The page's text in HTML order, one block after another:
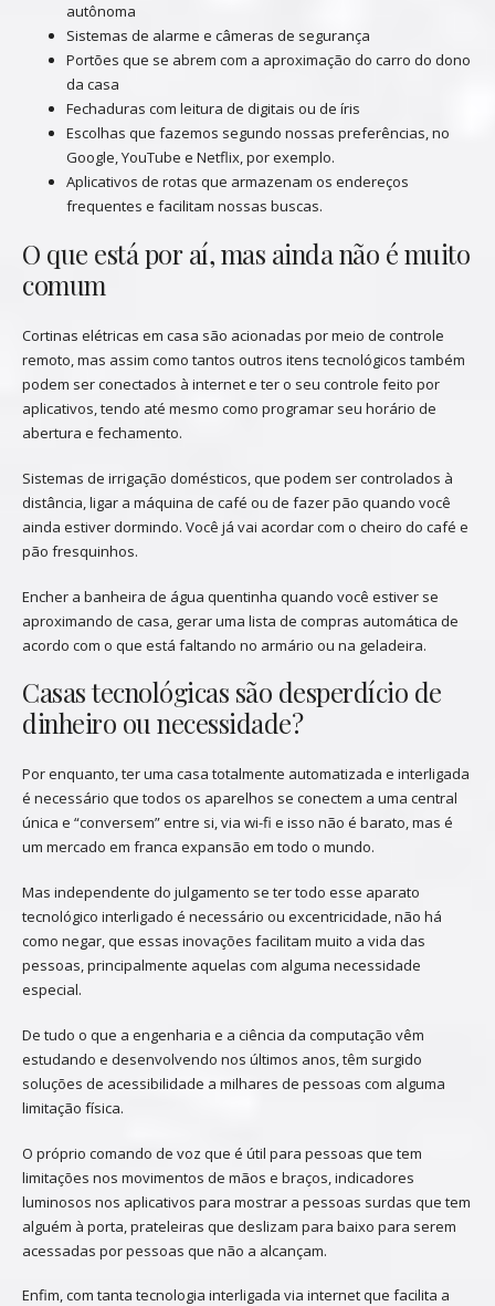
autônoma
Sistemas de alarme e câmeras de segurança
Portões que se abrem com a aproximação do carro do dono
da casa
Fechaduras com leitura de digitais ou de íris
Escolhas que fazemos segundo nossas preferências, no
Google, YouTube e Netflix, por exemplo.
Aplicativos de rotas que armazenam os endereços
frequentes e facilitam nossas buscas.
O que está por aí, mas ainda não é muito
comum
Cortinas elétricas em casa são acionadas por meio de controle
remoto, mas assim como tantos outros itens tecnológicos também
podem ser conectados à internet e ter o seu controle feito por
aplicativos, tendo até mesmo como programar seu horário de
abertura e fechamento.
Sistemas de irrigação domésticos, que podem ser controlados à
distância, ligar a máquina de café ou de fazer pão quando você
ainda estiver dormindo. Você já vai acordar com o cheiro do café e
pão fresquinhos.
Encher a banheira de água quentinha quando você estiver se
aproximando de casa, gerar uma lista de compras automática de
acordo com o que está faltando no armário ou na geladeira.
Casas tecnológicas são desperdício de
dinheiro ou necessidade?
Por enquanto, ter uma casa totalmente automatizada e interligada
é necessário que todos os aparelhos se conectem a uma central
única e “conversem” entre si, via wi-fi e isso não é barato, mas é
um mercado em franca expansão em todo o mundo.
Mas independente do julgamento se ter todo esse aparato
tecnológico interligado é necessário ou excentricidade, não há
como negar, que essas inovações facilitam muito a vida das
pessoas, principalmente aquelas com alguma necessidade
especial.
De tudo o que a engenharia e a ciência da computação vêm
estudando e desenvolvendo nos últimos anos, têm surgido
soluções de acessibilidade a milhares de pessoas com alguma
limitação física.
O próprio comando de voz que é útil para pessoas que tem
limitações nos movimentos de mãos e braços, indicadores
luminosos nos aplicativos para mostrar a pessoas surdas que tem
alguém à porta, prateleiras que deslizam para baixo para serem
acessadas por pessoas que não a alcançam.
Enfim, com tanta tecnologia interligada via internet que facilita a